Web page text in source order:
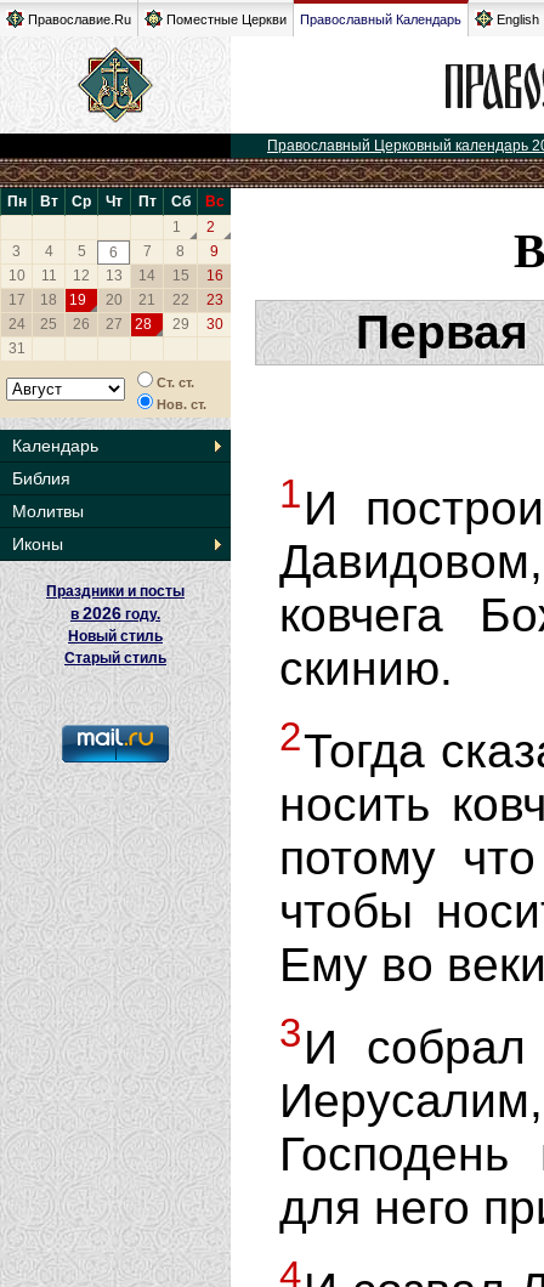
Православие.Ru Поместные Церкви Православный Календарь English
Православный Церковный календарь
Пн Вт Ср Чт Пт Сб
Вс
1
2
3
4 5 6 7 8
9
10
11 12 13 14 15
16
17
18 19 20 21 22
23
24
25 26 27 28 29
30
31
Ст. ст.
Нов. ст.
Календарь
Библия
Молитвы
Иконы
Праздники и посты
в2026 году.
Новый стиль
Старый стиль
Первая
1И
ковчега
скинию.
2Тогда
носить
потому
чтобы
Ему во
3И собрал
для него
4